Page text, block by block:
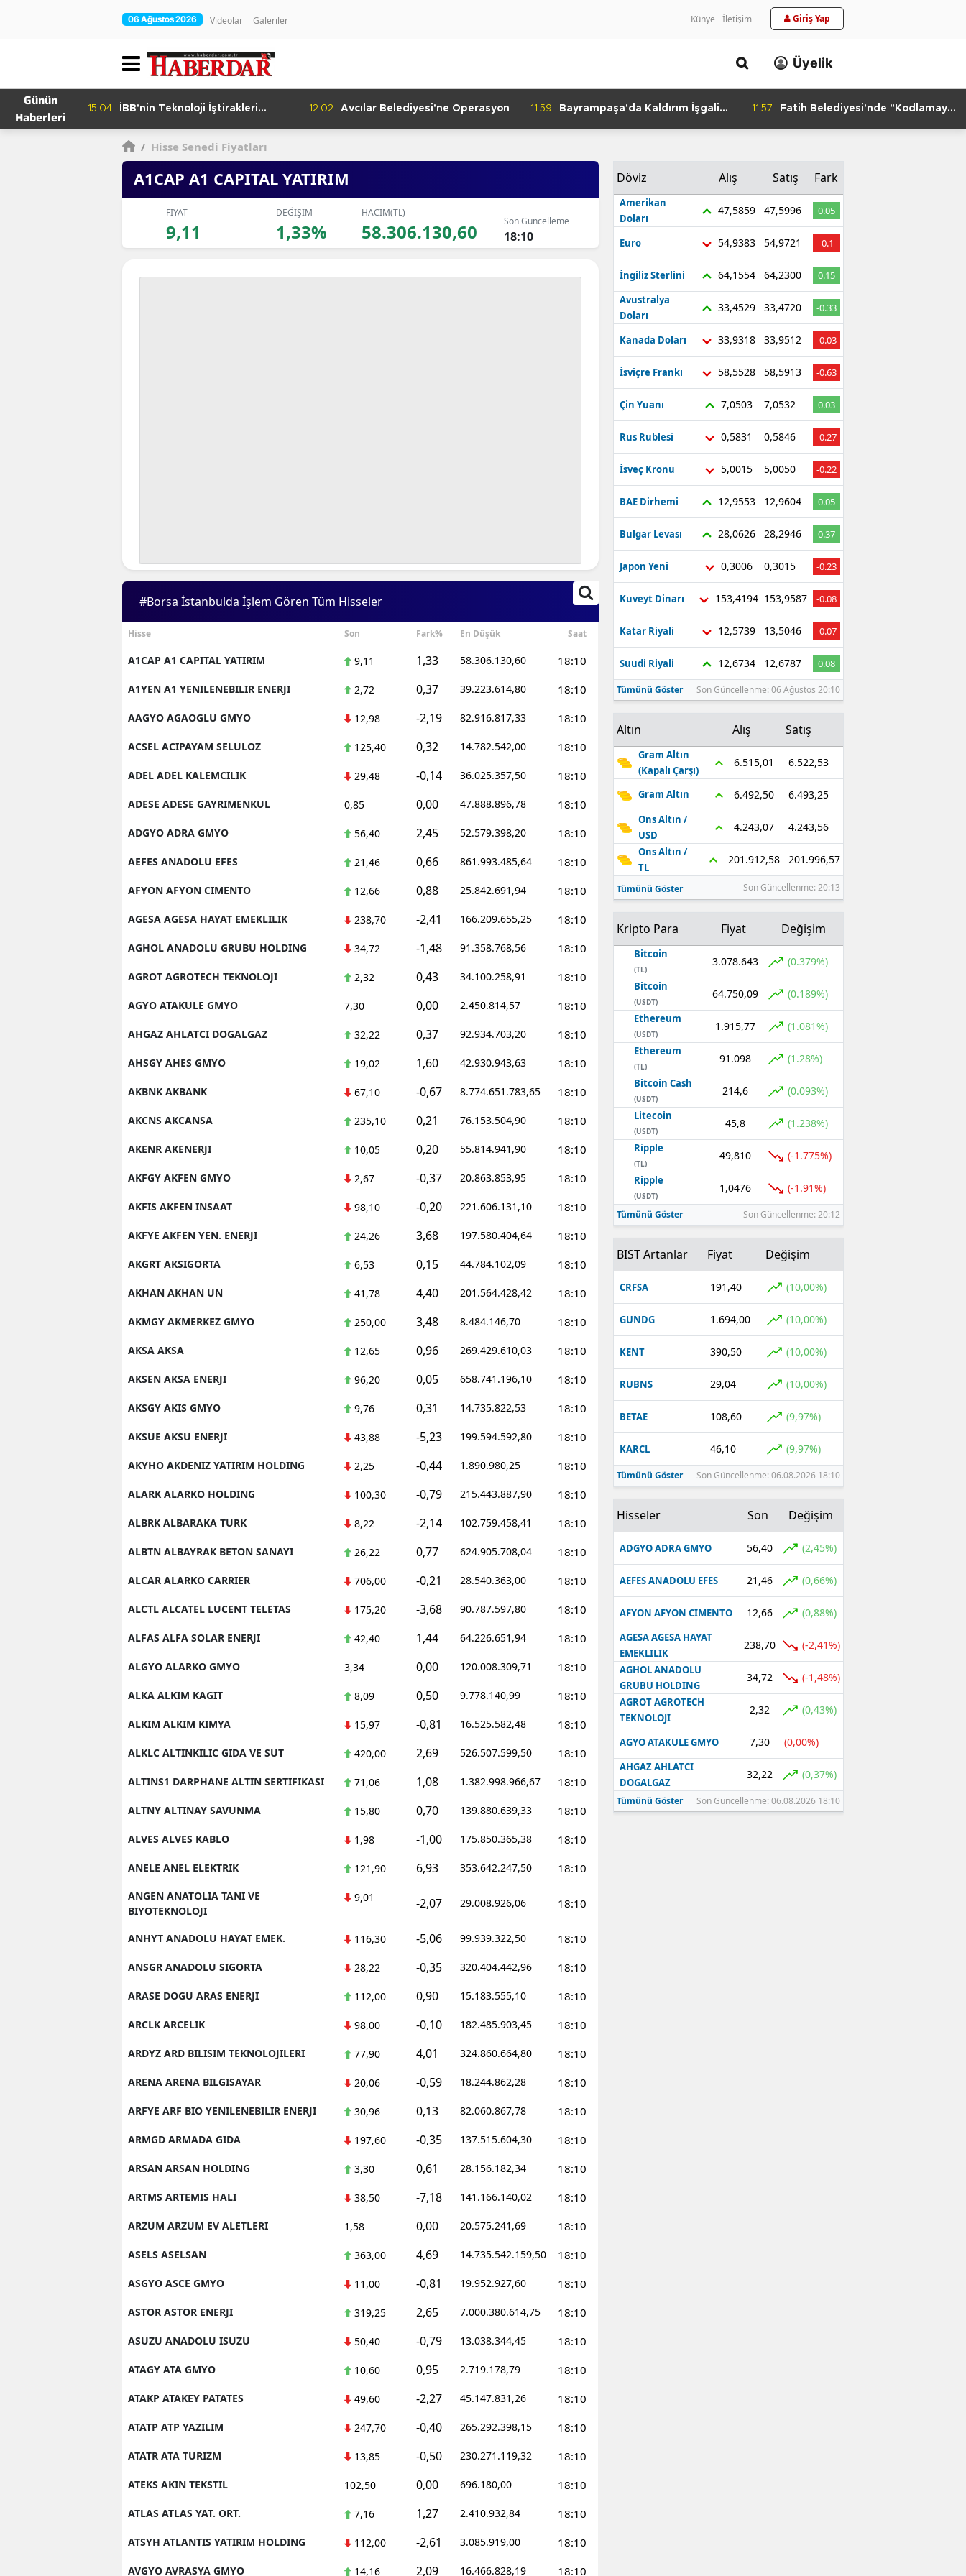
06 Ağustos 2026 Videolar Galeriler Künye İletişim Giriş Yap
Üyelik
Günün
Haberleri
Bamyası
15:04
İBB'nin Teknoloji İştirakleri
12:02 Avcılar Belediyesi'ne Operasyon 11:59
Bayrampaşa'da Kaldırım İşgali
11:57
Fatih Belediyesi'nde "Kodlamaya
/ Hisse Senedi Fiyatları
A1CAP A1 CAPITAL YATIRIM
FİYAT
9,11
DEĞİŞİM
1,33%
HACİM(TL)
58.306.130,60 Son Güncelleme
18:10
#Borsa İstanbulda İşlem Gören Tüm Hisseler
Hisse Son Fark% En Düşük Saat
A1CAP A1 CAPITAL YATIRIM 9,11 1,33 58.306.130,60 18:10
A1YEN A1 YENILENEBILIR ENERJI 2,72 0,37 39.223.614,80 18:10
AAGYO AGAOGLU GMYO 12,98 -2,19 82.916.817,33 18:10
ACSEL ACIPAYAM SELULOZ 125,40 0,32 14.782.542,00 18:10
ADEL ADEL KALEMCILIK 29,48 -0,14 36.025.357,50 18:10
ADESE ADESE GAYRIMENKUL 0,85 0,00 47.888.896,78 18:10
ADGYO ADRA GMYO 56,40 2,45 52.579.398,20 18:10
AEFES ANADOLU EFES 21,46 0,66 861.993.485,64 18:10
AFYON AFYON CIMENTO 12,66 0,88 25.842.691,94 18:10
AGESA AGESA HAYAT EMEKLILIK 238,70 -2,41 166.209.655,25 18:10
AGHOL ANADOLU GRUBU HOLDING 34,72 -1,48 91.358.768,56 18:10
AGROT AGROTECH TEKNOLOJI 2,32 0,43 34.100.258,91 18:10
AGYO ATAKULE GMYO 7,30 0,00 2.450.814,57 18:10
AHGAZ AHLATCI DOGALGAZ 32,22 0,37 92.934.703,20 18:10
AHSGY AHES GMYO 19,02 1,60 42.930.943,63 18:10
AKBNK AKBANK 67,10 -0,67 8.774.651.783,65 18:10
AKCNS AKCANSA 235,10 0,21 76.153.504,90 18:10
AKENR AKENERJI 10,05 0,20 55.814.941,90 18:10
AKFGY AKFEN GMYO 2,67 -0,37 20.863.853,95 18:10
AKFIS AKFEN INSAAT 98,10 -0,20 221.606.131,10 18:10
AKFYE AKFEN YEN. ENERJI 24,26 3,68 197.580.404,64 18:10
AKGRT AKSIGORTA 6,53 0,15 44.784.102,09 18:10
AKHAN AKHAN UN 41,78 4,40 201.564.428,42 18:10
AKMGY AKMERKEZ GMYO 250,00 3,48 8.484.146,70 18:10
AKSA AKSA 12,65 0,96 269.429.610,03 18:10
AKSEN AKSA ENERJI 96,20 0,05 658.741.196,10 18:10
AKSGY AKIS GMYO 9,76 0,31 14.735.822,53 18:10
AKSUE AKSU ENERJI 43,88 -5,23 199.594.592,80 18:10
AKYHO AKDENIZ YATIRIM HOLDING 2,25 -0,44 1.890.980,25 18:10
ALARK ALARKO HOLDING 100,30 -0,79 215.443.887,90 18:10
ALBRK ALBARAKA TURK 8,22 -2,14 102.759.458,41 18:10
ALBTN ALBAYRAK BETON SANAYI 26,22 0,77 624.905.708,04 18:10
ALCAR ALARKO CARRIER 706,00 -0,21 28.540.363,00 18:10
ALCTL ALCATEL LUCENT TELETAS 175,20 -3,68 90.787.597,80 18:10
ALFAS ALFA SOLAR ENERJI 42,40 1,44 64.226.651,94 18:10
ALGYO ALARKO GMYO 3,34 0,00 120.008.309,71 18:10
ALKA ALKIM KAGIT 8,09 0,50 9.778.140,99 18:10
ALKIM ALKIM KIMYA 15,97 -0,81 16.525.582,48 18:10
ALKLC ALTINKILIC GIDA VE SUT 420,00 2,69 526.507.599,50 18:10
ALTINS1 DARPHANE ALTIN SERTIFIKASI 71,06 1,08 1.382.998.966,67 18:10
ALTNY ALTINAY SAVUNMA 15,80 0,70 139.880.639,33 18:10
ALVES ALVES KABLO 1,98 -1,00 175.850.365,38 18:10
ANELE ANEL ELEKTRIK 121,90 6,93 353.642.247,50 18:10
ANGEN ANATOLIA TANI VE
BIYOTEKNOLOJI
9,01 -2,07 29.008.926,06 18:10
ANHYT ANADOLU HAYAT EMEK. 116,30 -5,06 99.939.322,50 18:10
ANSGR ANADOLU SIGORTA 28,22 -0,35 320.404.442,96 18:10
ARASE DOGU ARAS ENERJI 112,00 0,90 15.183.555,10 18:10
ARCLK ARCELIK 98,00 -0,10 182.485.903,45 18:10
ARDYZ ARD BILISIM TEKNOLOJILERI 77,90 4,01 324.860.664,80 18:10
ARENA ARENA BILGISAYAR 20,06 -0,59 18.244.862,28 18:10
ARFYE ARF BIO YENILENEBILIR ENERJI 30,96 0,13 82.060.867,78 18:10
ARMGD ARMADA GIDA 197,60 -0,35 137.515.604,30 18:10
ARSAN ARSAN HOLDING 3,30 0,61 28.156.182,34 18:10
ARTMS ARTEMIS HALI 38,50 -7,18 141.166.140,02 18:10
ARZUM ARZUM EV ALETLERI 1,58 0,00 20.575.241,69 18:10
ASELS ASELSAN 363,00 4,69 14.735.542.159,50 18:10
ASGYO ASCE GMYO 11,00 -0,81 19.952.927,60 18:10
ASTOR ASTOR ENERJI 319,25 2,65 7.000.380.614,75 18:10
ASUZU ANADOLU ISUZU 50,40 -0,79 13.038.344,45 18:10
ATAGY ATA GMYO 10,60 0,95 2.719.178,79 18:10
ATAKP ATAKEY PATATES 49,60 -2,27 45.147.831,26 18:10
ATATP ATP YAZILIM 247,70 -0,40 265.292.398,15 18:10
ATATR ATA TURIZM 13,85 -0,50 230.271.119,32 18:10
ATEKS AKIN TEKSTIL 102,50 0,00 696.180,00 18:10
ATLAS ATLAS YAT. ORT. 7,16 1,27 2.410.932,84 18:10
ATSYH ATLANTIS YATIRIM HOLDING 112,00 -2,61 3.085.919,00 18:10
AVGYO AVRASYA GMYO 14,16 2,09 16.466.828,19 18:10
Döviz Alış Satış Fark
Amerikan
Doları
47,5859 47,5996 0.05
Euro 54,9383 54,9721 -0.1
İngiliz Sterlini 64,1554 64,2300
0.15
Avustralya
Doları
33,4529 33,4720 -0.33
Kanada Doları 33,9318 33,9512 -0.03
İsviçre Frankı 58,5528 58,5913 -0.63
Çin Yuanı 7,0503 7,0532 0.03
Rus Rublesi 0,5831 0,5846 -0.27
İsveç Kronu 5,0015 5,0050 -0.22
BAE Dirhemi 12,9553 12,9604 0.05
Bulgar Levası 28,0626 28,2946 0.37
Japon Yeni 0,3006 0,3015 -0.23
Kuveyt Dinarı 153,4194 153,9587 -0.08
Katar Riyali 12,5739 13,5046 -0.07
Suudi Riyali 12,6734 12,6787 0.08
Tümünü Göster Son Güncellenme: 06 Ağustos 20:10
Altın Alış Satış
Gram Altın
(Kapalı Çarşı)
6.515,01 6.522,53
Gram Altın 6.492,50 6.493,25
Ons Altın /
USD
4.243,07 4.243,56
Ons Altın /
TL
201.912,58 201.996,57
Tümünü Göster Son Güncellenme: 20:13
Kripto Para Fiyat Değişim
Bitcoin
(TL)
3.078.643 (0.379%)
Bitcoin
(USDT)
64.750,09 (0.189%)
Ethereum
(USDT)
1.915,77 (1.081%)
Ethereum
(TL)
91.098 (1.28%)
Bitcoin Cash
(USDT)
214,6 (0.093%)
Litecoin
(USDT)
45,8 (1.238%)
Ripple
(TL)
49,810 (-1.775%)
Ripple
(USDT)
1,0476 (-1.91%)
Tümünü Göster Son Güncellenme: 20:12
BIST Artanlar Fiyat Değişim
CRFSA 191,40 (10,00%)
GUNDG 1.694,00 (10,00%)
KENT 390,50 (10,00%)
RUBNS 29,04 (10,00%)
BETAE 108,60 (9,97%)
KARCL 46,10 (9,97%)
Tümünü Göster Son Güncellenme: 06.08.2026 18:10
Hisseler Son Değişim
ADGYO ADRA GMYO 56,40 (2,45%)
AEFES ANADOLU EFES 21,46 (0,66%)
AFYON AFYON CIMENTO 12,66 (0,88%)
AGESA AGESA HAYAT
EMEKLILIK
238,70 (-2,41%)
AGHOL ANADOLU
GRUBU HOLDING
34,72 (-1,48%)
AGROT AGROTECH
TEKNOLOJI
2,32 (0,43%)
AGYO ATAKULE GMYO 7,30 (0,00%)
AHGAZ AHLATCI
DOGALGAZ
32,22 (0,37%)
Tümünü Göster Son Güncellenme: 06.08.2026 18:10